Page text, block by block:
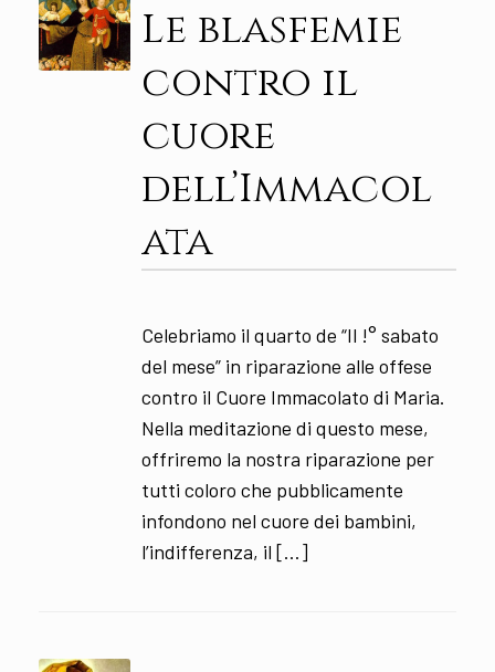
Le blasfemie
contro il
cuore
dell’Immacol
ata
Celebriamo il quarto de “Il !° sabato
del mese” in riparazione alle offese
contro il Cuore Immacolato di Maria.
Nella meditazione di questo mese,
offriremo la nostra riparazione per
tutti coloro che pubblicamente
infondono nel cuore dei bambini,
l’indifferenza, il […]